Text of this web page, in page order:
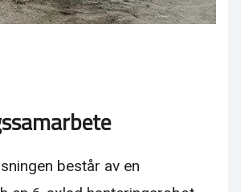
består av en